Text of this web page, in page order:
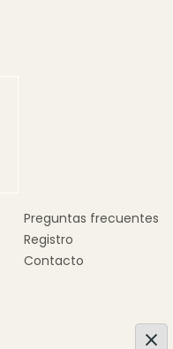
Preguntas frecuentes
Registro
Contacto